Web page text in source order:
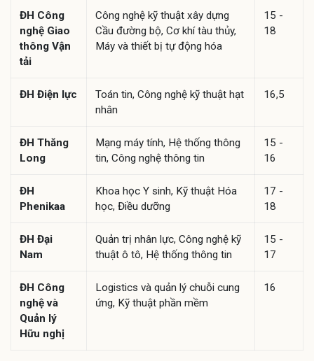
ĐH Công
nghệ Giao
thông Vận
tải
Công nghệ kỹ thuật xây dựng
Cầu đường bộ, Cơ khí tàu thủy,
Máy và thiết bị tự động hóa
15 -
18
ĐH Điện lực
Toán tin, Công nghệ kỹ thuật hạt
nhân
16,5
ĐH Thăng
Long
Mạng máy tính, Hệ thống thông
tin, Công nghệ thông tin
15 -
16
ĐH
Phenikaa
Khoa học Y sinh, Kỹ thuật Hóa
học, Điều dưỡng
17 -
18
ĐH Đại
Nam
Quản trị nhân lực, Công nghệ kỹ
thuật ô tô, Hệ thống thông tin
15 -
17
ĐH Công
nghệ và
Quản lý
Hữu nghị
Logistics và quản lý chuỗi cung
ứng, Kỹ thuật phần mềm
16